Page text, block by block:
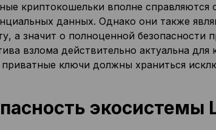
криптокошельки вполне
данных. Однако они также
а значит о полноценной безопасности
взлома действительно актуальна
ключи должны храниться
экосистемы